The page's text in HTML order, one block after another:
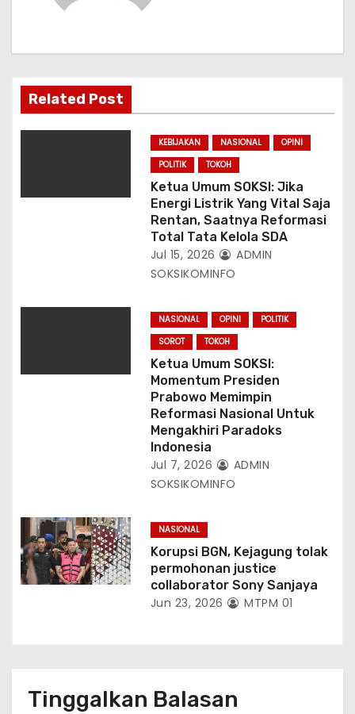
Related Post
KEBIJAKAN NASIONAL
OPINI
POLITIK
TOKOH
Ketua Umum SOKSI: Jika
Energi Listrik Yang Vital Saja
Rentan, Saatnya Reformasi
Total Tata Kelola SDA
Jul 15, 2026
ADMIN
SOKSIKOMINFO
NASIONAL OPINI
POLITIK
SOROT
TOKOH
Ketua Umum SOKSI:
Momentum Presiden
Prabowo Memimpin
Reformasi Nasional Untuk
Mengakhiri Paradoks
Indonesia
Jul 7, 2026
ADMIN
SOKSIKOMINFO
NASIONAL
Korupsi BGN, Kejagung tolak
permohonan justice
collaborator Sony Sanjaya
Jun 23, 2026 MTPM 01
Tinggalkan Balasan